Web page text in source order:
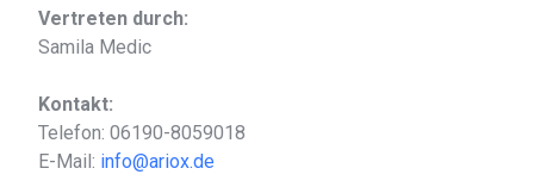
Vertreten durch:
Samila Medic
Kontakt:
Telefon: 06190-8059018
E-Mail: info@ariox.de